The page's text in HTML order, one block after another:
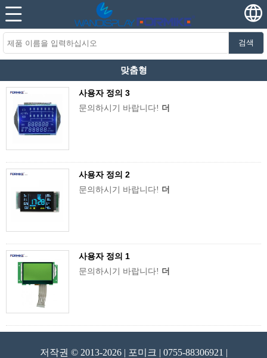
검색
맞춤형
사용자 정의 3
문의하시기 바랍니다! 더
사용자 정의 2
문의하시기 바랍니다! 더
사용자 정의 1
문의하시기 바랍니다! 더
저작권 © 2013-2026 | 포미크 | 0755-88306921 |